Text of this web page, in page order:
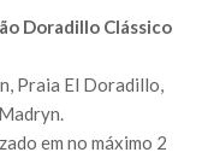
Doradillo Clássico
Praia El Doradillo,
em no máximo 2